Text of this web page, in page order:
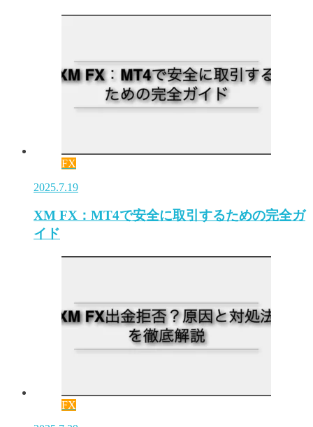
FX
2025.7.19
XM FX：MT4で安全に取引するための完全ガ
イド
FX